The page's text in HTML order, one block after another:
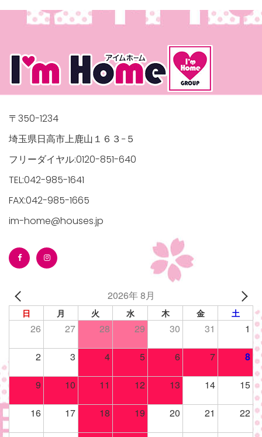
manager/wp-
top-
manager/wp-
top-
〒350-1234
埼玉県日高市上鹿山１６３−５
フリーダイヤル:0120-851-640
TEL:042-985-1641
FAX:042-985-1665
im-home@houses.jp
2026年 8月
日 月 火 水 木 金 土
26 27 28 29 30 31 1
2 3 4 5 6 7 8
9 10 11 12 13 14 15
16 17 18 19 20 21 22